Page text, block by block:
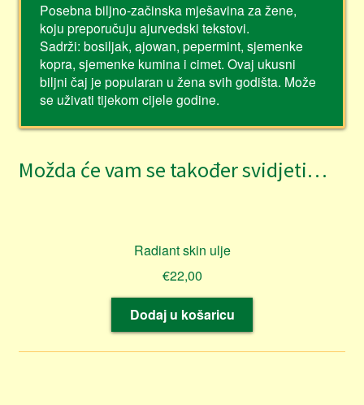
Posebna biljno-začinska mješavina za žene,
koju preporučuju ajurvedski tekstovi.
Sadrži: bosiljak, ajowan, pepermint, sjemenke
kopra, sjemenke kumina i cimet. Ovaj ukusni
biljni čaj je popularan u žena svih godišta. Može
se uživati tijekom cijele godine.
Možda će vam se također svidjeti…
Radiant skin ulje
€22,00
Dodaj u košaricu